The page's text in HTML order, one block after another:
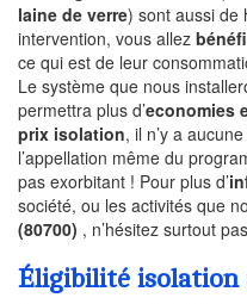
laine de verre) sont aussi de
intervention, vous allez
ce qui est de leur
Le système que nous
permettra plus d’economies
prix isolation, il n’y a
l’appellation même du
pas exorbitant ! Pour plus d’
société, ou les activités que
(80700) , n’hésitez surtout
Éligibilité isolation